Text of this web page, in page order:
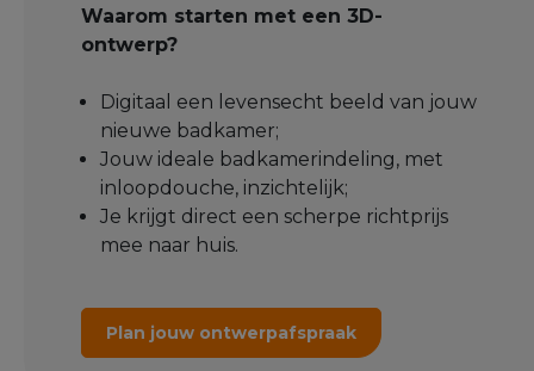
Waarom starten met een 3D-
ontwerp?
Digitaal een levensecht beeld van jouw
nieuwe badkamer;
Jouw ideale badkamerindeling, met
inloopdouche, inzichtelijk;
Je krijgt direct een scherpe richtprijs
mee naar huis.
Plan jouw ontwerpafspraak